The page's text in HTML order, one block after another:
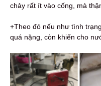
chảy rất ít vào cống, mà
+Theo đó nếu như tình
quá nặng, còn khiến cho